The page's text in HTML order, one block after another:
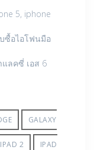
5, iphone
ซื้อไอโฟนมือ
ลคซี่ เอส 6
GALAXY
IPAD 2 IPAD